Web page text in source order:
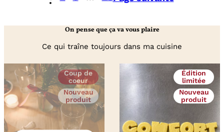
On pense que ça va vous plaire
Ce qui traîne toujours dans ma cuisine
Coup de
coeur
Nouveau
produit
Édition
limitée
Nouveau
produit